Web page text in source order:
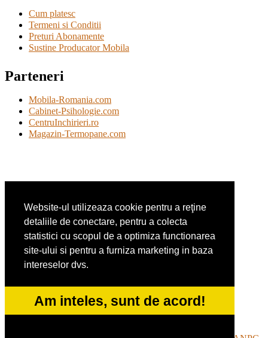
Website-ul utilizeaza cookie pentru a reţine
detaliile de conectare, pentru a colecta
statistici cu scopul de a optimiza functionarea
site-ului si pentru a furniza marketing in baza
intereselor dvs.
Am inteles, sunt de acord!
Cum platesc
Termeni si Conditii
Preturi Abonamente
Sustine Producator Mobila
Parteneri
Mobila-Romania.com
Cabinet-Psihologie.com
CentruInchirieri.ro
Magazin-Termopane.com
DresajCaine.ro
Medic-Bun.com
FirmaTractariAuto.ro
Service-Reparatii.com